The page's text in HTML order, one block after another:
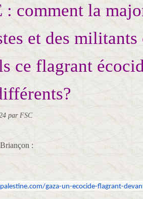
: comment la
et des militants
ce flagrant
par FSC
:
gaza-un-ecocide-flagrant-